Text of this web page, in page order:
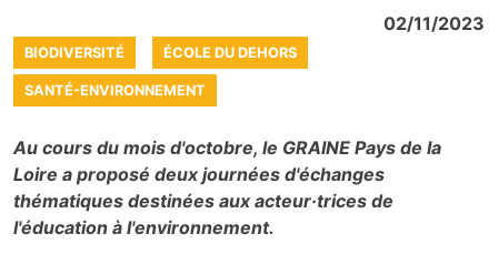
02/11/2023
BIODIVERSITÉ ÉCOLE DU DEHORS
SANTÉ-ENVIRONNEMENT
Au cours du mois d'octobre, le GRAINE Pays de la
Loire a proposé deux journées d'échanges
thématiques destinées aux acteur·trices de
l'éducation à l'environnement.